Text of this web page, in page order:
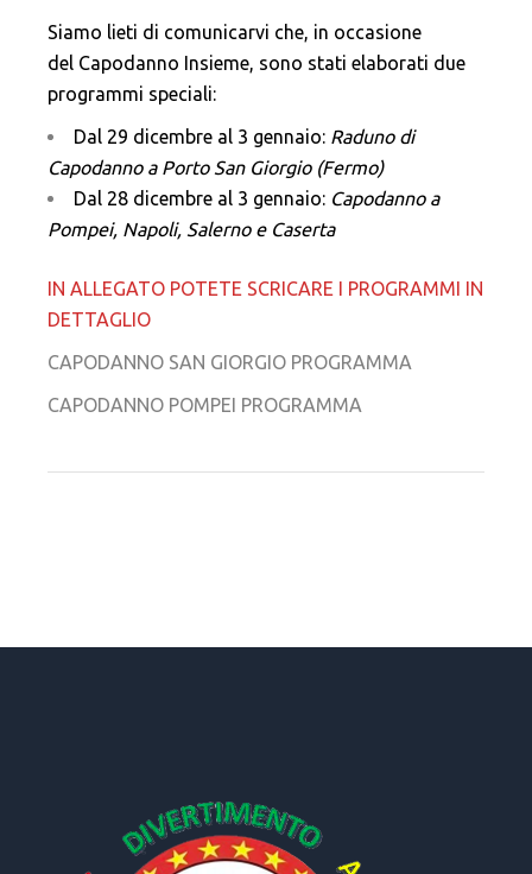
Siamo lieti di comunicarvi che, in occasione
del Capodanno Insieme, sono stati elaborati due
programmi speciali:
Dal 29 dicembre al 3 gennaio: Raduno di
Capodanno a Porto San Giorgio (Fermo)
Dal 28 dicembre al 3 gennaio: Capodanno a
Pompei, Napoli, Salerno e Caserta
IN ALLEGATO POTETE SCRICARE I PROGRAMMI IN
DETTAGLIO
CAPODANNO SAN GIORGIO PROGRAMMA
CAPODANNO POMPEI PROGRAMMA